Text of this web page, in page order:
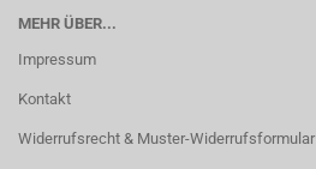
MEHR ÜBER...
Impressum
Kontakt
Widerrufsrecht & Muster-Widerrufsformular